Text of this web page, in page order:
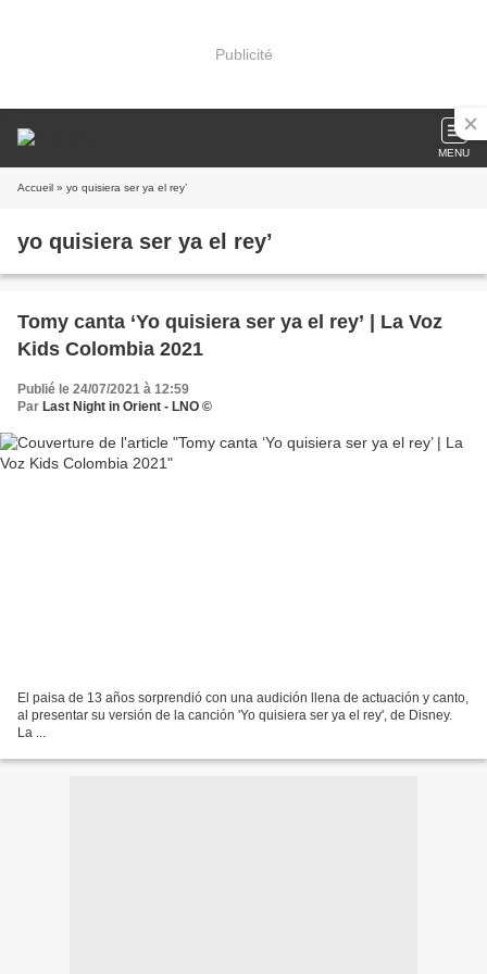
Publicité
MENU
Accueil » yo quisiera ser ya el rey’
yo quisiera ser ya el rey’
Tomy canta ‘Yo quisiera ser ya el rey’ | La Voz
Kids Colombia 2021
Publié le 24/07/2021 à 12:59
Par Last Night in Orient - LNO ©
El paisa de 13 años sorprendió con una audición llena de actuación y canto,
al presentar su versión de la canción 'Yo quisiera ser ya el rey', de Disney.
La ...